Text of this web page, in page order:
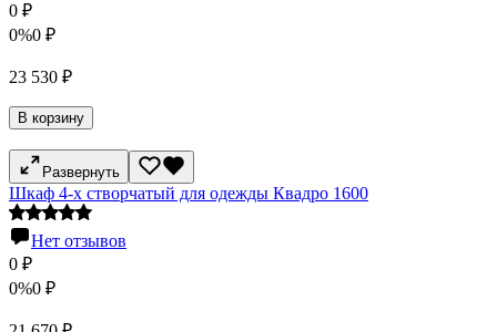
0 ₽
0%0 ₽
23 530 ₽
В корзину
Развернуть
Шкаф 4-х створчатый для одежды Квадро 1600
Нет отзывов
0 ₽
0%0 ₽